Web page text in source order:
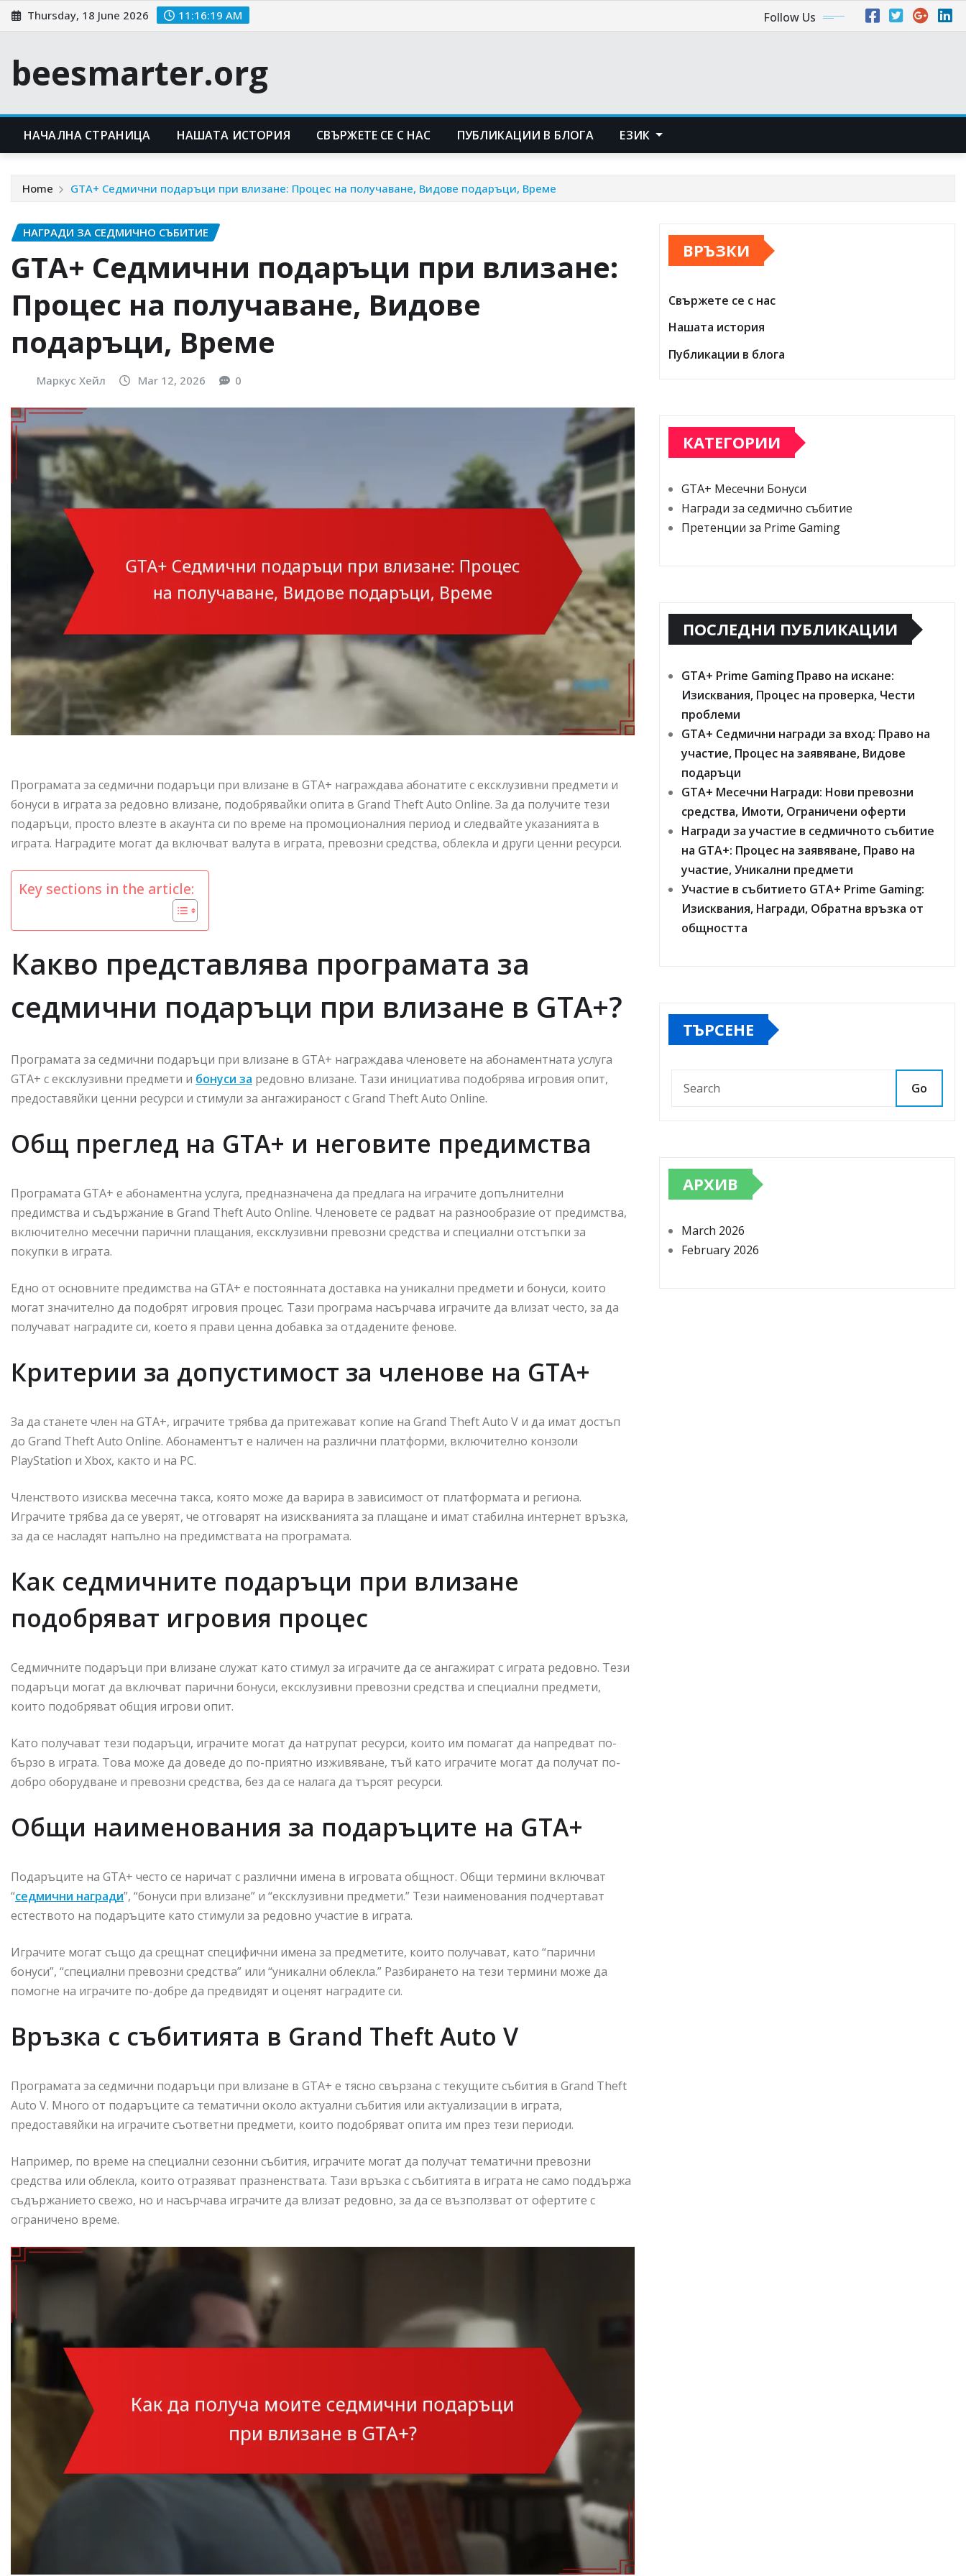
Skip
to
Thursday, 18 June 2026 11:16:20 AM Follow Us
beesmarter.org
НАЧАЛНА СТРАНИЦА НАШАТА ИСТОРИЯ СВЪРЖЕТЕ СЕ С НАС ПУБЛИКАЦИИ В БЛОГА ЕЗИК
Home GTA+ Седмични подаръци при влизане: Процес на получаване, Видове подаръци, Време
НАГРАДИ ЗА СЕДМИЧНО СЪБИТИЕ
GTA+ Седмични подаръци при влизане:
Процес на получаване, Видове
подаръци, Време
Маркус Хейл Mar 12, 2026 0
Програмата за седмични подаръци при влизане в GTA+ награждава абонатите с ексклузивни предмети и
бонуси в играта за редовно влизане, подобрявайки опита в Grand Theft Auto Online. За да получите тези
подаръци, просто влезте в акаунта си по време на промоционалния период и следвайте указанията в
играта. Наградите могат да включват валута в играта, превозни средства, облекла и други ценни ресурси.
Key sections in the article:
Какво представлява програмата за
седмични подаръци при влизане в GTA+?
Програмата за седмични подаръци при влизане в GTA+ награждава членовете на абонаментната услуга
GTA+ с ексклузивни предмети и бонуси за редовно влизане. Тази инициатива подобрява игровия опит,
предоставяйки ценни ресурси и стимули за ангажираност с Grand Theft Auto Online.
Общ преглед на GTA+ и неговите предимства
Програмата GTA+ е абонаментна услуга, предназначена да предлага на играчите допълнителни
предимства и съдържание в Grand Theft Auto Online. Членовете се радват на разнообразие от предимства,
включително месечни парични плащания, ексклузивни превозни средства и специални отстъпки за
покупки в играта.
Едно от основните предимства на GTA+ е постоянната доставка на уникални предмети и бонуси, които
могат значително да подобрят игровия процес. Тази програма насърчава играчите да влизат често, за да
получават наградите си, което я прави ценна добавка за отдадените фенове.
Критерии за допустимост за членове на GTA+
За да станете член на GTA+, играчите трябва да притежават копие на Grand Theft Auto V и да имат достъп
до Grand Theft Auto Online. Абонаментът е наличен на различни платформи, включително конзоли
PlayStation и Xbox, както и на PC.
Членството изисква месечна такса, която може да варира в зависимост от платформата и региона.
Играчите трябва да се уверят, че отговарят на изискванията за плащане и имат стабилна интернет връзка,
за да се насладят напълно на предимствата на програмата.
Как седмичните подаръци при влизане
подобряват игровия процес
Седмичните подаръци при влизане служат като стимул за играчите да се ангажират с играта редовно. Тези
подаръци могат да включват парични бонуси, ексклузивни превозни средства и специални предмети,
които подобряват общия игрови опит.
Като получават тези подаръци, играчите могат да натрупат ресурси, които им помагат да напредват по-
бързо в играта. Това може да доведе до по-приятно изживяване, тъй като играчите могат да получат по-
добро оборудване и превозни средства, без да се налага да търсят ресурси.
Общи наименования за подаръците на GTA+
Подаръците на GTA+ често се наричат с различни имена в игровата общност. Общи термини включват
“седмични награди”, “бонуси при влизане” и “ексклузивни предмети.” Тези наименования подчертават
естеството на подаръците като стимули за редовно участие в играта.
Играчите могат също да срещнат специфични имена за предметите, които получават, като “парични
бонуси”, “специални превозни средства” или “уникални облекла.” Разбирането на тези термини може да
помогне на играчите по-добре да предвидят и оценят наградите си.
Връзка с събитията в Grand Theft Auto V
Програмата за седмични подаръци при влизане в GTA+ е тясно свързана с текущите събития в Grand Theft
Auto V. Много от подаръците са тематични около актуални събития или актуализации в играта,
предоставяйки на играчите съответни предмети, които подобряват опита им през тези периоди.
Например, по време на специални сезонни събития, играчите могат да получат тематични превозни
средства или облекла, които отразяват празненствата. Тази връзка с събитията в играта не само поддържа
съдържанието свежо, но и насърчава играчите да влизат редовно, за да се възползват от офертите с
ограничено време.
ВРЪЗКИ
Свържете се с нас
Нашата история
Публикации в блога
КАТЕГОРИИ
GTA+ Месечни Бонуси
Награди за седмично събитие
Претенции за Prime Gaming
ПОСЛЕДНИ ПУБЛИКАЦИИ
GTA+ Prime Gaming Право на искане:
Изисквания, Процес на проверка, Чести
проблеми
GTA+ Седмични награди за вход: Право на
участие, Процес на заявяване, Видове
подаръци
GTA+ Месечни Награди: Нови превозни
средства, Имоти, Ограничени оферти
Награди за участие в седмичното събитие
на GTA+: Процес на заявяване, Право на
участие, Уникални предмети
Участие в събитието GTA+ Prime Gaming:
Изисквания, Награди, Обратна връзка от
общността
ТЪРСЕНЕ
Go
АРХИВ
March 2026
February 2026